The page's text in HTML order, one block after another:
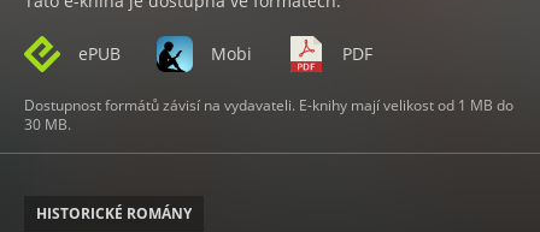
ePUB Mobi PDF
Dostupnost formátů závisí na vydavateli. E-knihy mají velikost od 1 MB do
30 MB.
HISTORICKÉ ROMÁNY